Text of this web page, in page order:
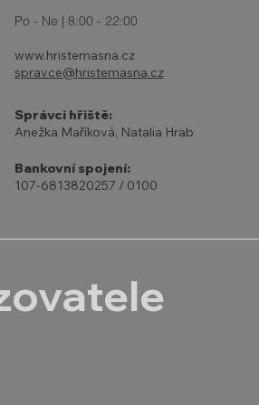
Po - Ne | 8:00 - 22:00
www.hristemasna.cz
spravce@hristemasna.cz
Správci hřiště:
Anežka Maříková, Natalia Hrab
Bankovní spojení:
107-6813820257 / 0100